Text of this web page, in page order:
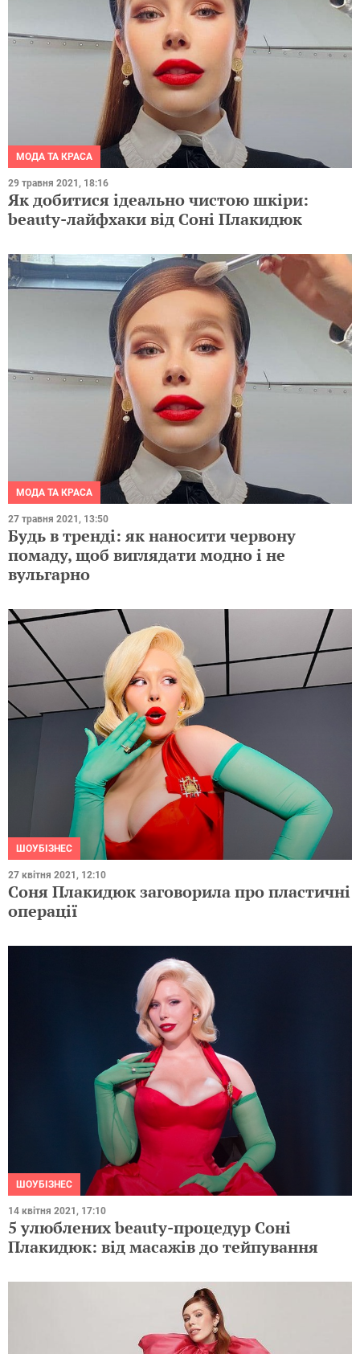
МОДА ТА КРАСА
29 травня 2021, 18:16
Як добитися ідеально чистою шкіри:
beauty-лайфхаки від Соні Плакидюк
МОДА ТА КРАСА
27 травня 2021, 13:50
Будь в тренді: як наносити червону
помаду, щоб виглядати модно і не
вульгарно
ШОУБІЗНЕС
27 квітня 2021, 12:10
Соня Плакидюк заговорила про пластичні
операції
ШОУБІЗНЕС
14 квітня 2021, 17:10
5 улюблених beauty-процедур Соні
Плакидюк: від масажів до тейпування